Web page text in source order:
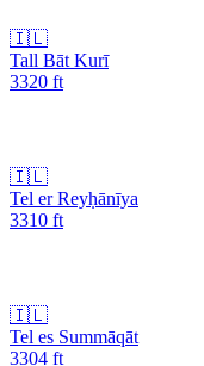
🇮🇱
Tall Bāt Kurī
3320 ft
🇮🇱
Tel er Reyḥānīya
3310 ft
🇮🇱
Tel es Summāqāt
3304 ft